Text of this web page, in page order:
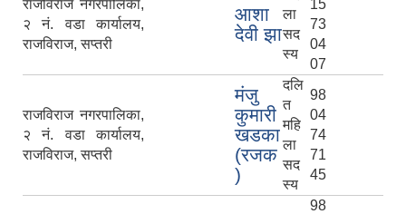
राजविराज नगरपालिका,
२ नं. वडा कार्यालय,
राजविराज, सप्तरी
आशा
देवी झा
ला
सद
स्य
15
73
04
07
राजविराज नगरपालिका,
२ नं. वडा कार्यालय,
राजविराज, सप्तरी
मंजु
कुमारी
खडका
(रजक
)
दलि
त
महि
ला
सद
स्य
98
04
74
71
45
98